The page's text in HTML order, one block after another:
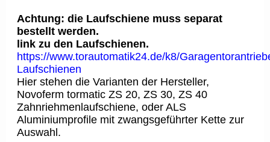
Achtung: die Laufschiene muss separat
bestellt werden.
link zu den Laufschienen.
https://www.torautomatik24.de/k8/
Laufschienen
Hier stehen die Varianten der Hersteller,
Novoferm tormatic ZS 20, ZS 30, ZS 40
Zahnriehmenlaufschiene, oder ALS
Aluminiumprofile mit zwangsgeführter Kette zur
Auswahl.